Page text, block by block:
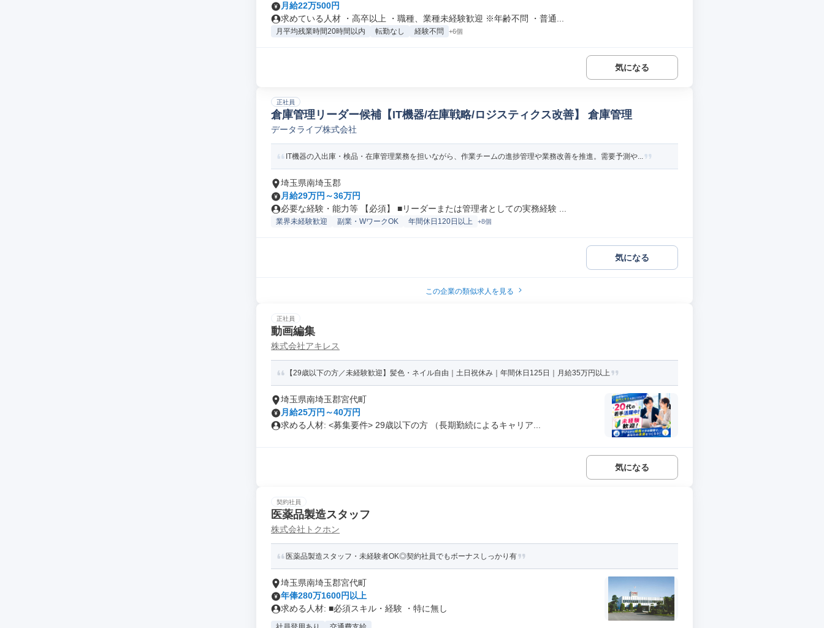
月給22万500円
求めている人材 ・高卒以上 ・職種、業種未経験歓迎 ※年齢不問 ・普通...
月平均残業時間20時間以内 転勤なし 経験不問 +6個
気になる
正社員
倉庫管理リーダー候補【IT機器/在庫戦略/ロジスティクス改善】 倉庫管理
データライブ株式会社
IT機器の入出庫・検品・在庫管理業務を担いながら、作業チームの進捗管理や業務改善を推進。需要予測や...
埼玉県南埼玉郡
月給29万円～36万円
必要な経験・能力等 【必須】 ■リーダーまたは管理者としての実務経験 ...
業界未経験歓迎 副業・WワークOK 年間休日120日以上 +8個
気になる
この企業の類似求人を見る
正社員
動画編集
株式会社アキレス
【29歳以下の方／未経験歓迎】髪色・ネイル自由｜土日祝休み｜年間休日125日｜月給35万円以上
埼玉県南埼玉郡宮代町
月給25万円～40万円
求める人材: <募集要件> 29歳以下の方 （長期勤続によるキャリア...
気になる
契約社員
医薬品製造スタッフ
株式会社トクホン
医薬品製造スタッフ・未経験者OK◎契約社員でもボーナスしっかり有
埼玉県南埼玉郡宮代町
年俸280万1600円以上
求める人材: ■必須スキル・経験 ・特に無し